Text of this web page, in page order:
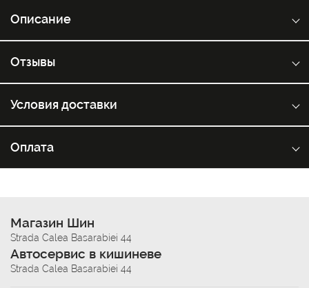
Описание
Отзывы
Условия доставки
Оплата
Магазин Шин
Strada Calea Basarabiei 44
Автосервис в кишиневе
Strada Calea Basarabiei 44